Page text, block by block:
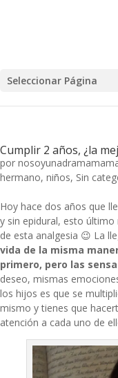
Seleccionar Página
Cumplir 2 años, ¿la
por
hermano, niños, Sin
Hoy hace dos años que
y sin epidural, esto
de esta analgesia 😉 La
vida de la misma
primero, pero las
deseo, mismas
los hijos es que se
mismo y tienes que
atención a cada uno de